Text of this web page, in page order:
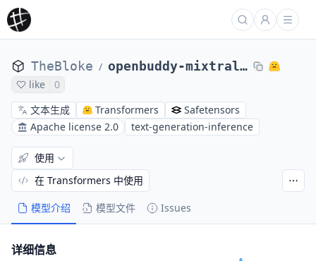
TheBloke / openbuddy-mixtral-8x7b-v15.4-GPTQ
like
0
文本生成
Transformers
Safetensors
Apache license 2.0
text-generation-inference
模型介绍 模型文件 Issues
使用
在 Transformers 中使用
详细信息